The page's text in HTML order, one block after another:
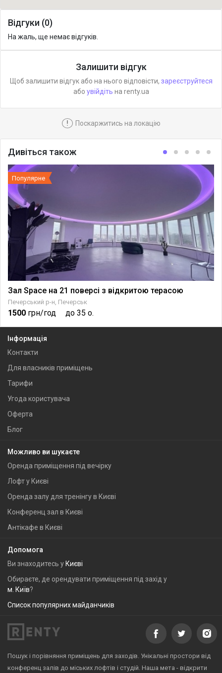
Відгуки (0)
На жаль, ще немає відгуків.
Залишити відгук
Щоб залишити відгук або на нього відповісти, зареєструйтеся
або увійдіть на renty.ua
! Поскаржитись на локацію
Дивіться також
Популярне
Зал Space на 21 поверсі з відкритою терасою
Печерський р-н, Печерськ
1500 грн/год до 35 о.
Інформація
Контакти
Для власників приміщень
Тарифи
Угода користувача
Оферта
Блог
Можливо ви шукаєте
Оренда приміщення під вечірку
Лофт у Києві
Оренда залу для тренінгу в Києві
Конференц зал в Києві
Антікафе в Києві
Допомога
Ви знаходитесь у Києві
Обираєте, де орендувати приміщення під захід у
м. Київ?
Список популярних майданчиків
Пошук і порівняння приміщень для заходів. Унікальні простори від
конференц залів до міських лофтів і студій. Наша мета - відкрити